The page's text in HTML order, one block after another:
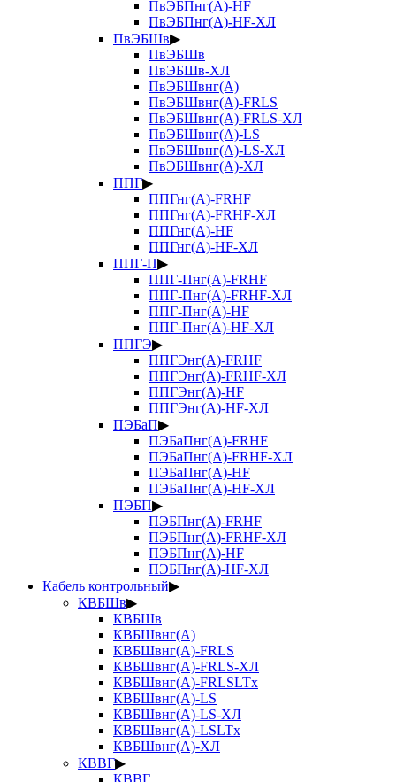
ПвЭБПнг(А)-HF
ПвЭБПнг(А)-HF-ХЛ
ПвЭБШв▶
ПвЭБШв
ПвЭБШв-ХЛ
ПвЭБШвнг(А)
ПвЭБШвнг(А)-FRLS
ПвЭБШвнг(А)-FRLS-ХЛ
ПвЭБШвнг(А)-LS
ПвЭБШвнг(А)-LS-ХЛ
ПвЭБШвнг(А)-ХЛ
ППГ▶
ППГнг(А)-FRHF
ППГнг(А)-FRHF-ХЛ
ППГнг(А)-HF
ППГнг(А)-HF-ХЛ
ППГ-П▶
ППГ-Пнг(А)-FRHF
ППГ-Пнг(А)-FRHF-ХЛ
ППГ-Пнг(А)-HF
ППГ-Пнг(А)-HF-ХЛ
ППГЭ▶
ППГЭнг(А)-FRHF
ППГЭнг(А)-FRHF-ХЛ
ППГЭнг(А)-HF
ППГЭнг(А)-HF-ХЛ
ПЭБаП▶
ПЭБаПнг(А)-FRHF
ПЭБаПнг(А)-FRHF-ХЛ
ПЭБаПнг(А)-HF
ПЭБаПнг(А)-HF-ХЛ
ПЭБП▶
ПЭБПнг(А)-FRHF
ПЭБПнг(А)-FRHF-ХЛ
ПЭБПнг(А)-HF
ПЭБПнг(А)-HF-ХЛ
Кабель контрольный▶
КВБШв▶
КВБШв
КВБШвнг(А)
КВБШвнг(А)-FRLS
КВБШвнг(А)-FRLS-ХЛ
КВБШвнг(А)-FRLSLTx
КВБШвнг(А)-LS
КВБШвнг(А)-LS-ХЛ
КВБШвнг(А)-LSLTx
КВБШвнг(А)-ХЛ
КВВГ▶